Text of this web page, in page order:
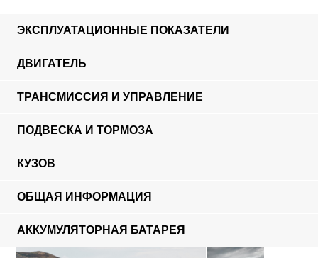
ЭКСПЛУАТАЦИОННЫЕ ПОКАЗАТЕЛИ
ДВИГАТЕЛЬ
ТРАНСМИССИЯ И УПРАВЛЕНИЕ
ПОДВЕСКА И ТОРМОЗА
КУЗОВ
ОБЩАЯ ИНФОРМАЦИЯ
АККУМУЛЯТОРНАЯ БАТАРЕЯ